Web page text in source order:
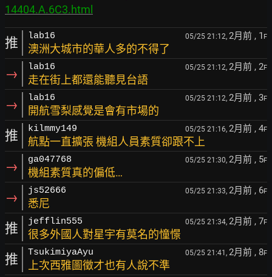
14404.A.6C3.html
推 lab16 05/25 21:12, 2月前 , 1 F
澳洲大城市的華人多的不得了
→ lab16 05/25 21:12, 2月前 , 2F
走在街上都還能聽見台語
→ lab16 05/25 21:12, 2月前 , 3F
開航雪梨感覺是會有市場的
推 kilmmy149 05/25 21:16, 2月前 , 4F
航點一直擴張 機組人員素質卻跟不上
→ ga047768 05/25 21:30, 2月前 , 5F
機組素質真的偏低…
→ js52666 05/25 21:33, 2月前 , 6F
悉尼
推 jefflin555 05/25 21:34, 2月前 , 7F
很多外國人對星宇有莫名的憧憬
推 TsukimiyaAyu 05/25 21:41, 2月前 , 8F
上次西雅圖徵才也有人說不準